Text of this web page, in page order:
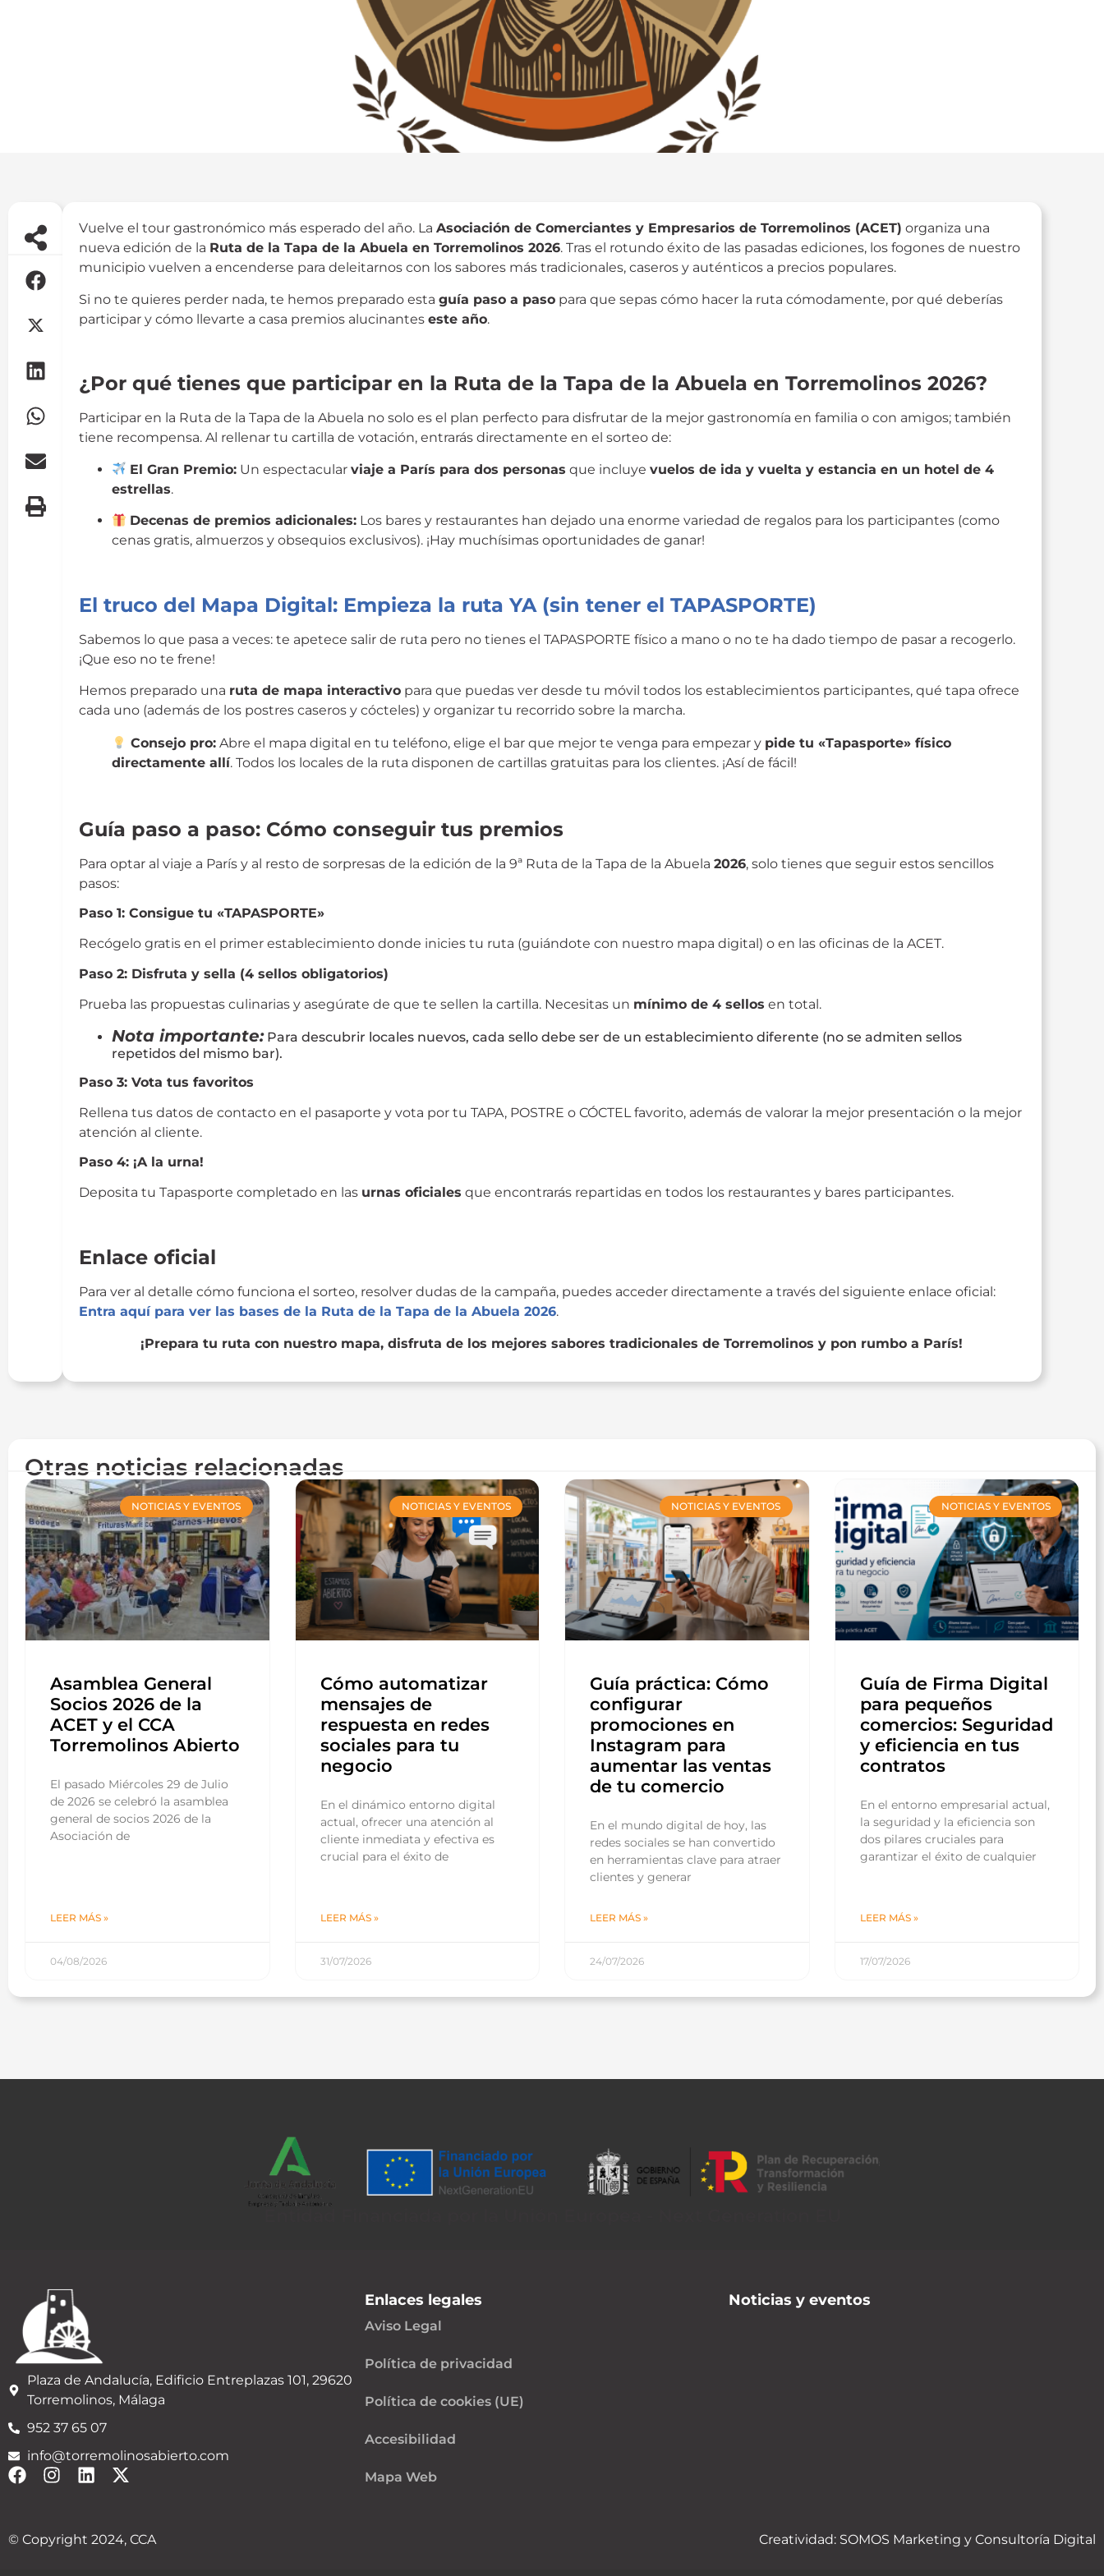
Vuelve el tour gastronómico más esperado del año. LaAsociación de Comerciantes y Empresarios de Torremolinos (ACET) organiza una
nueva edición de la Ruta de la Tapa de la Abuela en Torremolinos 2026.Tras el rotundo éxito de las pasadas ediciones, los fogones de nuestro
municipio vuelven a encenderse para deleitarnos con los sabores más tradicionales, caseros y auténticos a precios populares.
Si no te quieres perder nada, te hemos preparado estaguía paso a paso para que sepas cómo hacer la ruta cómodamente, por qué deberías
participar y cómo llevarte a casa premios alucinanteseste año.
¿Por qué tienes que participar en la Ruta de la Tapa de la Abuela en Torremolinos 2026?
Participar en la Ruta de la Tapa de la Abuela no solo es el plan perfecto para disfrutar de la mejor gastronomía en familia o con amigos; también
tiene recompensa. Al rellenar tu cartilla de votación, entrarás directamente en el sorteo de:
El Gran Premio: Un espectacularviaje a París para dos personas que incluyevuelos de ida y vuelta y estancia en un hotel de 4
estrellas.
Decenas de premios adicionales: Los bares y restaurantes han dejado una enorme variedad de regalos para los participantes (como
cenas gratis, almuerzos y obsequios exclusivos). ¡Hay muchísimas oportunidades de ganar!
El truco del Mapa Digital: Empieza la ruta YA (sin tener el TAPASPORTE)
Sabemos lo que pasa a veces: te apetece salir de ruta pero no tienes el TAPASPORTE físico a mano o no te ha dado tiempo de pasar a recogerlo.
¡Que eso no te frene!
Hemos preparado una ruta de mapa interactivo para que puedas ver desde tu móvil todos los establecimientos participantes, qué tapa ofrece
cada uno (además de los postres caseros y cócteles) y organizar tu recorrido sobre la marcha.
Consejo pro: Abre el mapa digital en tu teléfono, elige el bar que mejor te venga para empezar y pide tu «Tapasporte» físico
directamente allí.Todos los locales de la ruta disponen de cartillas gratuitas para los clientes. ¡Así de fácil!
Guía paso a paso: Cómo conseguir tus premios
Para optar al viaje a París y al resto de sorpresas de la edición de la 9ª Ruta de la Tapa de la Abuela2026, solo tienes que seguir estos sencillos
pasos:
Paso 1: Consigue tu «TAPASPORTE»
Recógelo gratis en el primer establecimiento donde inicies tu ruta (guiándote con nuestro mapa digital) o en las oficinas de la ACET.
Paso 2: Disfruta y sella (4 sellos obligatorios)
Prueba las propuestas culinarias y asegúrate de que te sellen la cartilla. Necesitas un mínimo de 4 sellos en total.
Nota importante: Para descubrir locales nuevos, cada sello debe ser de un establecimiento diferente (no se admiten sellos
repetidos del mismo bar).
Paso 3: Vota tus favoritos
Rellena tus datos de contacto en el pasaporte y vota por tu TAPA, POSTRE o CÓCTEL favorito, además de valorar la mejor presentación o la mejor
atención al cliente.
Paso 4: ¡A la urna!
Deposita tu Tapasporte completado en las urnas oficiales que encontrarás repartidas en todos los restaurantes y bares participantes.
Enlace oficial
Para ver al detalle cómo funciona el sorteo, resolver dudas de la campaña, puedes acceder directamente a través del siguiente enlace oficial:
Entra aquí para ver las bases de la Ruta de la Tapa de la Abuela 2026.
¡Prepara tu ruta con nuestro mapa, disfruta de los mejores sabores tradicionales de Torremolinos y pon rumbo a París!
Otras noticias relacionadas
NOTICIAS Y EVENTOS
Asamblea General
Socios 2026 de la
ACET y el CCA
Torremolinos Abierto
El pasado Miércoles 29 de Julio
de 2026 se celebró la asamblea
general de socios 2026 de la
Asociación de
LEER MÁS »
04/08/2026
NOTICIAS Y EVENTOS
Cómo automatizar
mensajes de
respuesta en redes
sociales para tu
negocio
En el dinámico entorno digital
actual, ofrecer una atención al
cliente inmediata y efectiva es
crucial para el éxito de
LEER MÁS »
31/07/2026
NOTICIAS Y EVENTOS
Guía práctica: Cómo
configurar
promociones en
Instagram para
aumentar las ventas
de tu comercio
En el mundo digital de hoy, las
redes sociales se han convertido
en herramientas clave para atraer
clientes y generar
LEER MÁS »
24/07/2026
NOTICIAS Y EVENTOS
Guía de Firma Digital
para pequeños
comercios: Seguridad
y eficiencia en tus
contratos
En el entorno empresarial actual,
la seguridad y la eficiencia son
dos pilares cruciales para
garantizar el éxito de cualquier
LEER MÁS »
17/07/2026
Plaza de Andalucía, Edificio Entreplazas 101, 29620
Torremolinos, Málaga
952 37 65 07
info@torremolinosabierto.com
Enlaces legales
Aviso Legal
Política de privacidad
Política de cookies (UE)
Accesibilidad
Mapa Web
Noticias y eventos
© Copyright 2024, CCA Creatividad: SOMOS Marketing y Consultoría Digital